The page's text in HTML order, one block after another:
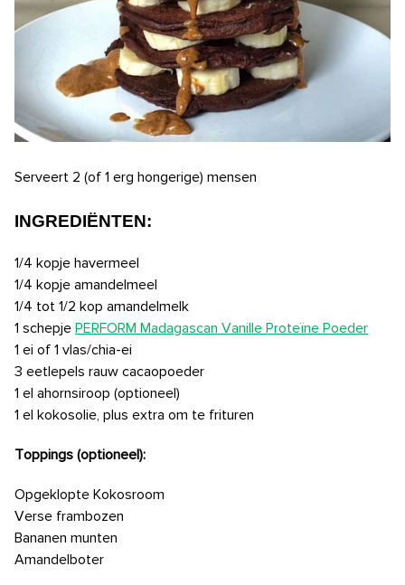
Serveert 2 (of 1 erg hongerige) mensen
INGREDIËNTEN:
1/4 kopje havermeel
1/4 kopje amandelmeel
1/4 tot 1/2 kop amandelmelk
1 schepje PERFORM Madagascan Vanille Proteïne Poeder
1 ei of 1 vlas/chia-ei
3 eetlepels rauw cacaopoeder
1 el ahornsiroop (optioneel)
1 el kokosolie, plus extra om te frituren
Toppings (optioneel):
Opgeklopte Kokosroom
Verse frambozen
Bananen munten
Amandelboter